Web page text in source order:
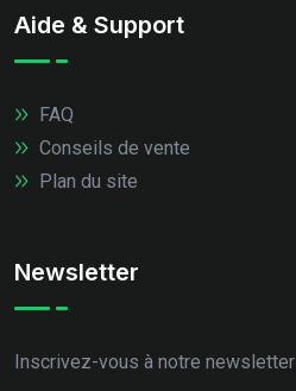
Aide & Support
FAQ
Conseils de vente
Plan du site
Newsletter
Inscrivez-vous à notre newsletter